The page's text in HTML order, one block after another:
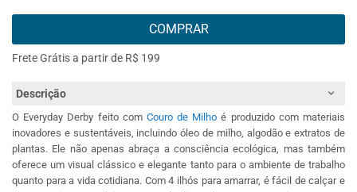
COMPRAR
Frete Grátis a partir de R$ 199
Descrição
O Everyday Derby feito com Couro de Milho é produzido com materiais
inovadores e sustentáveis, incluindo óleo de milho, algodão e extratos de
plantas. Ele não apenas abraça a consciência ecológica, mas também
oferece um visual clássico e elegante tanto para o ambiente de trabalho
quanto para a vida cotidiana. Com 4 ilhós para amarrar, é fácil de calçar e